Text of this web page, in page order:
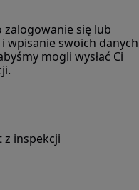
zalogowanie się lub
wpisanie swoich danych
mogli wysłać Ci
z inspekcji